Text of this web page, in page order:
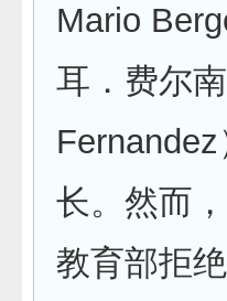
Mario
耳．费尔
长。然而
教育部拒